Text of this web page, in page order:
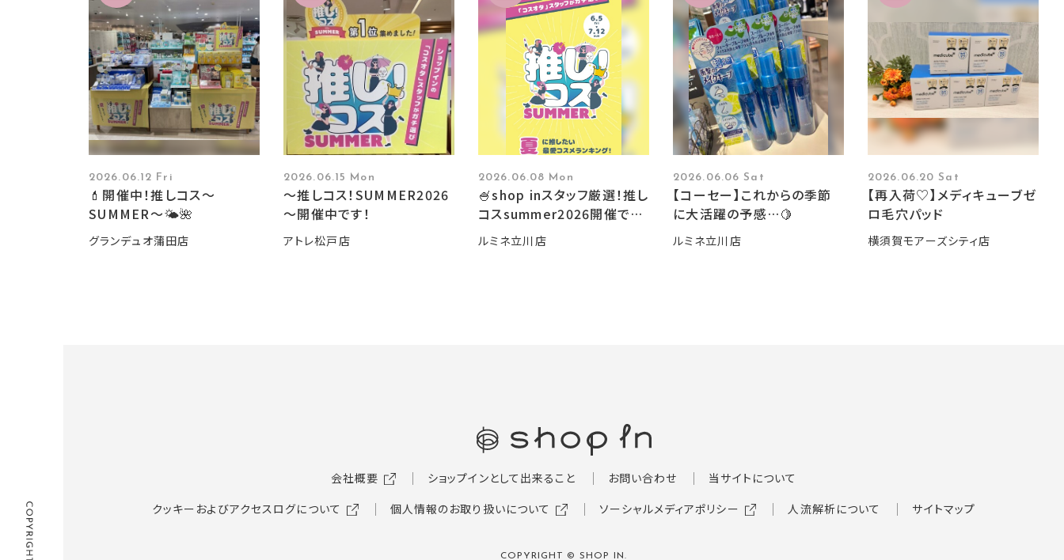
2026.06.12 Fri
💄開催中！推しコス〜
SUMMER〜🌤️🌺
グランデュオ蒲田店
2026.06.15 Mon
～推しコス！SUMMER2026
～開催中です！
アトレ松戸店
2026.06.08 Mon
🍧shop inスタッフ厳選！推し
コスsummer2026開催です
🍧
ルミネ立川店
2026.06.06 Sat
【コーセー】これからの季節
に大活躍の予感…🍋
ルミネ立川店
2026.06.20 Sat
【再入荷♡】メディキューブゼ
ロ毛穴パッド
横須賀モアーズシティ店
会社概要 ショップインとして出来ること お問い合わせ
当サイトについて
クッキーおよびアクセスログについて
個人情報のお取り扱いについて ソーシャルメディアポリシー 人流解析について サイトマップ
COPYRIGHT © SHOP IN.